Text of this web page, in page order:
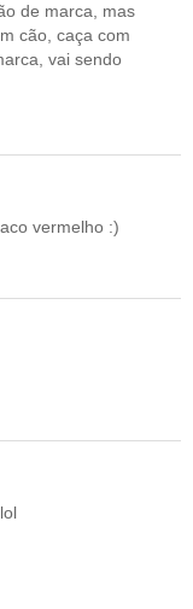
de marca, mas
cão, caça com
vai sendo
vermelho :)